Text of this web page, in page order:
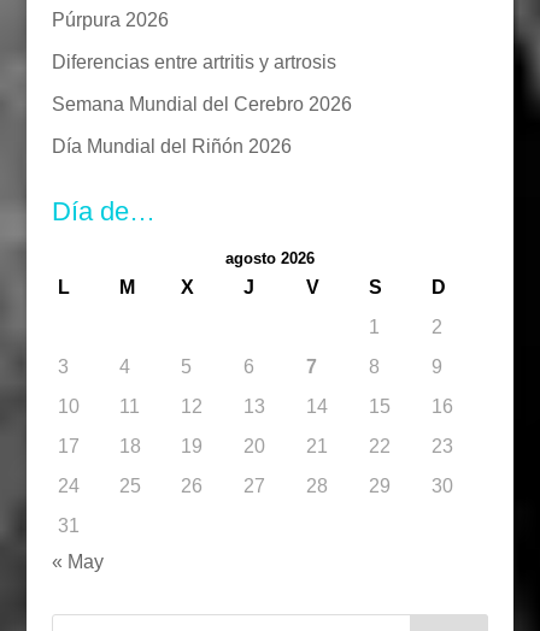
Púrpura 2026
Diferencias entre artritis y artrosis
Semana Mundial del Cerebro 2026
Día Mundial del Riñón 2026
Día de…
agosto 2026
L M X J V S
D
1
2
3
4 5 6 7 8
9
10
11 12 13 14 15
16
17
18 19 20 21 22
23
24
25 26 27 28 29
30
31
« May
Buscar: